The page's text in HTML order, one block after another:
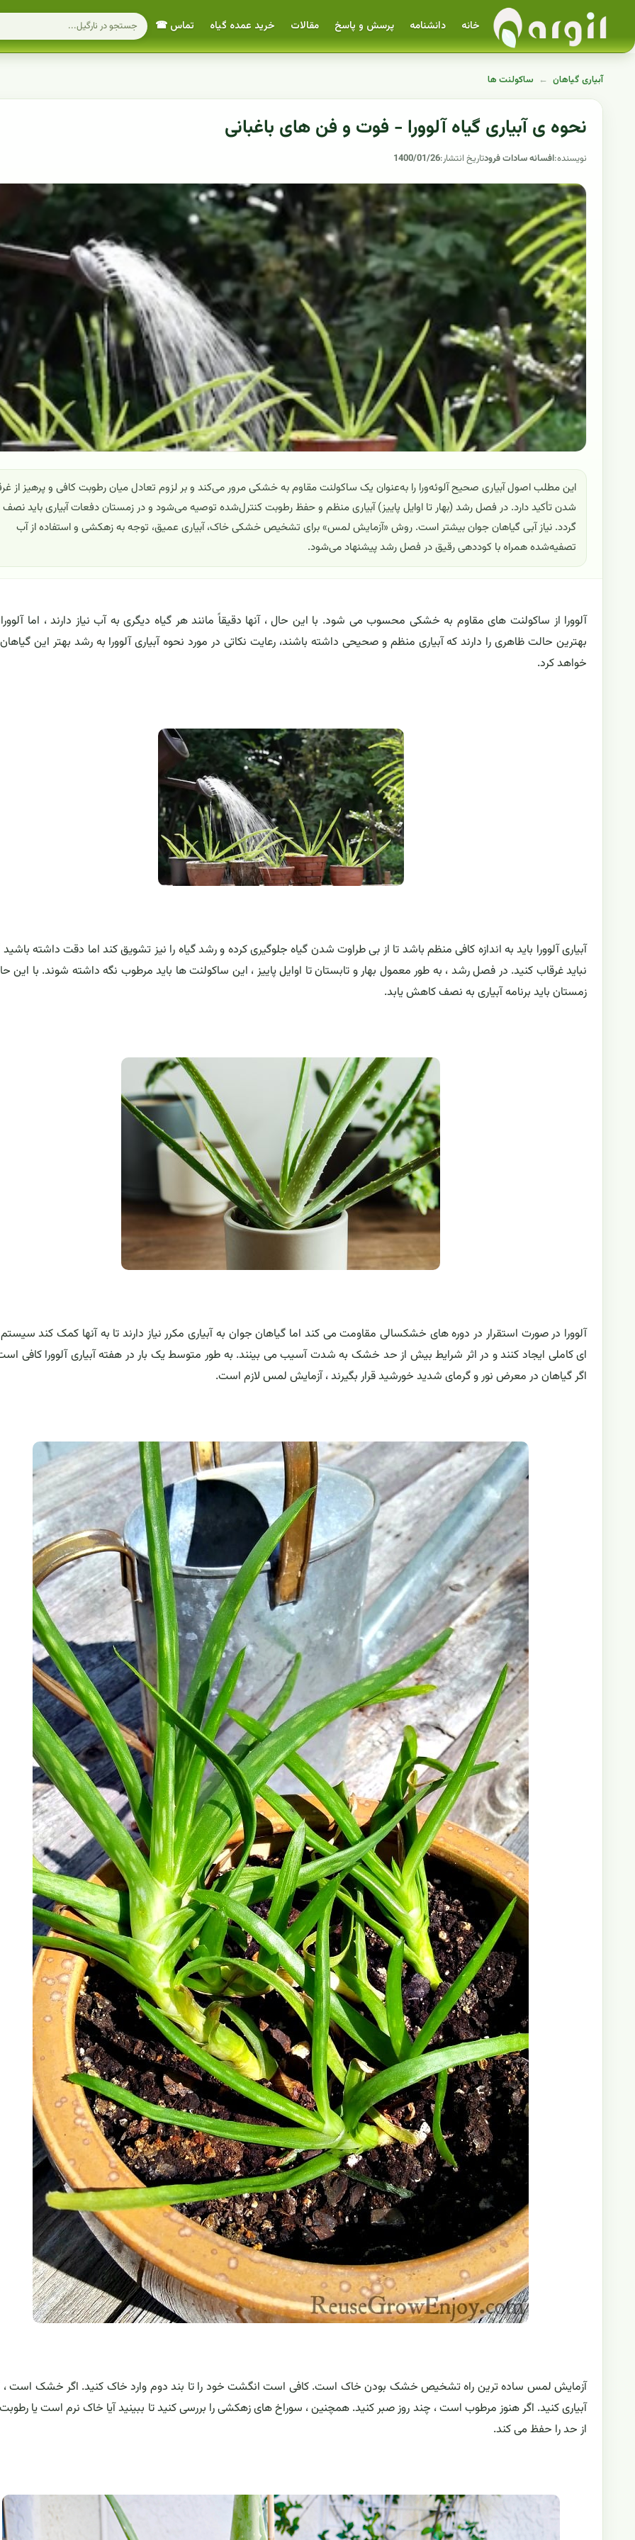
خانه دانشنامه پرسش و پاسخ مقالات خرید عمده گیاه تماس ☎
آبیاری گیاهان ← ساکولنت ها
نحوه ی آبیاری گیاه آلوورا - فوت و فن های باغبانی
نویسنده:افسانه سادات فرودتاریخ انتشار:1400/01/26
این مطلب اصول آبیاری صحیح آلوئه‌ورا را به‌عنوان یک ساکولنت مقاوم به خشکی مرور می‌کند و بر لزوم تعادل میان رطوبت کافی و پرهیز از
شدن تأکید دارد. در فصل رشد (بهار تا اوایل پاییز) آبیاری منظم و حفظ رطوبت کنترل‌شده توصیه می‌شود و در زمستان دفعات آبیاری باید نصف
گردد. نیاز آبی گیاهان جوان بیشتر است. روش «آزمایش لمس» برای تشخیص خشکی خاک، آبیاری عمیق، توجه به زهکشی و استفاده از آب
تصفیه‌شده همراه با کوددهی رقیق در فصل رشد پیشنهاد می‌شود.
آلوورا از ساکولنت های مقاوم به خشکی محسوب می شود. با این حال ، آنها دقیقاً مانند هر گیاه دیگری به آب نیاز دارند ، اما
بهترین حالت ظاهری را دارند که آبیاری منظم و صحیحی داشته باشند، رعایت نکاتی در مورد نحوه آبیاری آلوورا به رشد بهتر این
خواهد کرد.
آبیاری آلوورا باید به اندازه کافی منظم باشد تا از بی طراوت شدن گیاه جلوگیری کرده و رشد گیاه را نیز تشویق کند اما دقت داشته باشید
نباید غرقاب کنید. در فصل رشد ، به طور معمول بهار و تابستان تا اوایل پاییز ، این ساکولنت ها باید مرطوب نگه داشته شوند. با این
زمستان باید برنامه آبیاری به نصف کاهش یابد.
آلوورا در صورت استقرار در دوره های خشکسالی مقاومت می کند اما گیاهان جوان به آبیاری مکرر نیاز دارند تا به آنها کمک کند
ای کاملی ایجاد کنند و در اثر شرایط بیش از حد خشک به شدت آسیب می بینند. به طور متوسط ​​یک بار در هفته آبیاری آلوورا کافی
اگر گیاهان در معرض نور و گرمای شدید خورشید قرار بگیرند ، آزمایش لمس لازم است.
آزمایش لمس ساده ترین راه تشخیص خشک بودن خاک است. کافی است انگشت خود را تا بند دوم وارد خاک کنید. اگر خشک است ،
آبیاری کنید. اگر هنوز مرطوب است ، چند روز صبر کنید. همچنین ، سوراخ های زهکشی را بررسی کنید تا ببینید آیا خاک نرم است یا
از حد را حفظ می کند.